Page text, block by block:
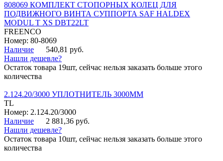
808069 КОМПЛЕКТ СТОПОРНЫХ КОЛЕЦ ДЛЯ
ПОДВИЖНОГО ВИНТА СУППОРТА SAF HALDEX
MODUL T XS DBT22LT
FREENCO
Номер: 80-8069
Наличие
540,81 руб.
Нашли дешевле?
Остаток товара 19шт, сейчас нельзя заказать больше этого
количества
2.124.20/3000 УПЛОТНИТЕЛЬ 3000ММ
TL
Номер: 2.124.20/3000
Наличие
2 881,36 руб.
Нашли дешевле?
Остаток товара 10шт, сейчас нельзя заказать больше этого
количества